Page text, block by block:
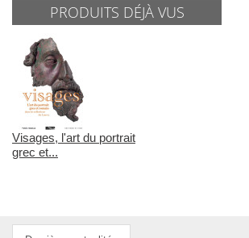
PRODUITS DÉJÀ VUS
Visages, l'art du portrait
grec et...